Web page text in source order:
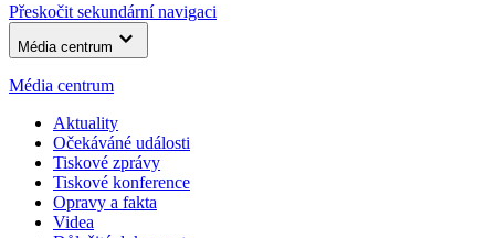
Přeskočit sekundární navigaci
Média centrum
Média centrum
Aktuality
Očekáváné události
Tiskové zprávy
Tiskové konference
Opravy a fakta
Videa